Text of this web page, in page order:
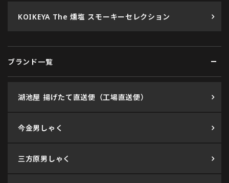
KOIKEYA The 燻塩 スモーキーセレクション
ブランド一覧
湖池屋 揚げたて直送便（工場直送便）
今金男しゃく
三方原男しゃく